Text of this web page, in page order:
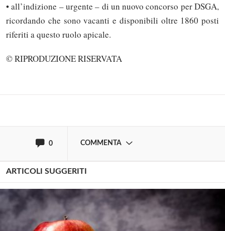
• all’indizione – urgente – di un nuovo concorso per DSGA,
ricordando che sono vacanti e disponibili oltre 1860 posti
riferiti a questo ruolo apicale.
© RIPRODUZIONE RISERVATA
0 COMMENTA
Solo gli utenti registrati possono
commentare!
ARTICOLI SUGGERITI